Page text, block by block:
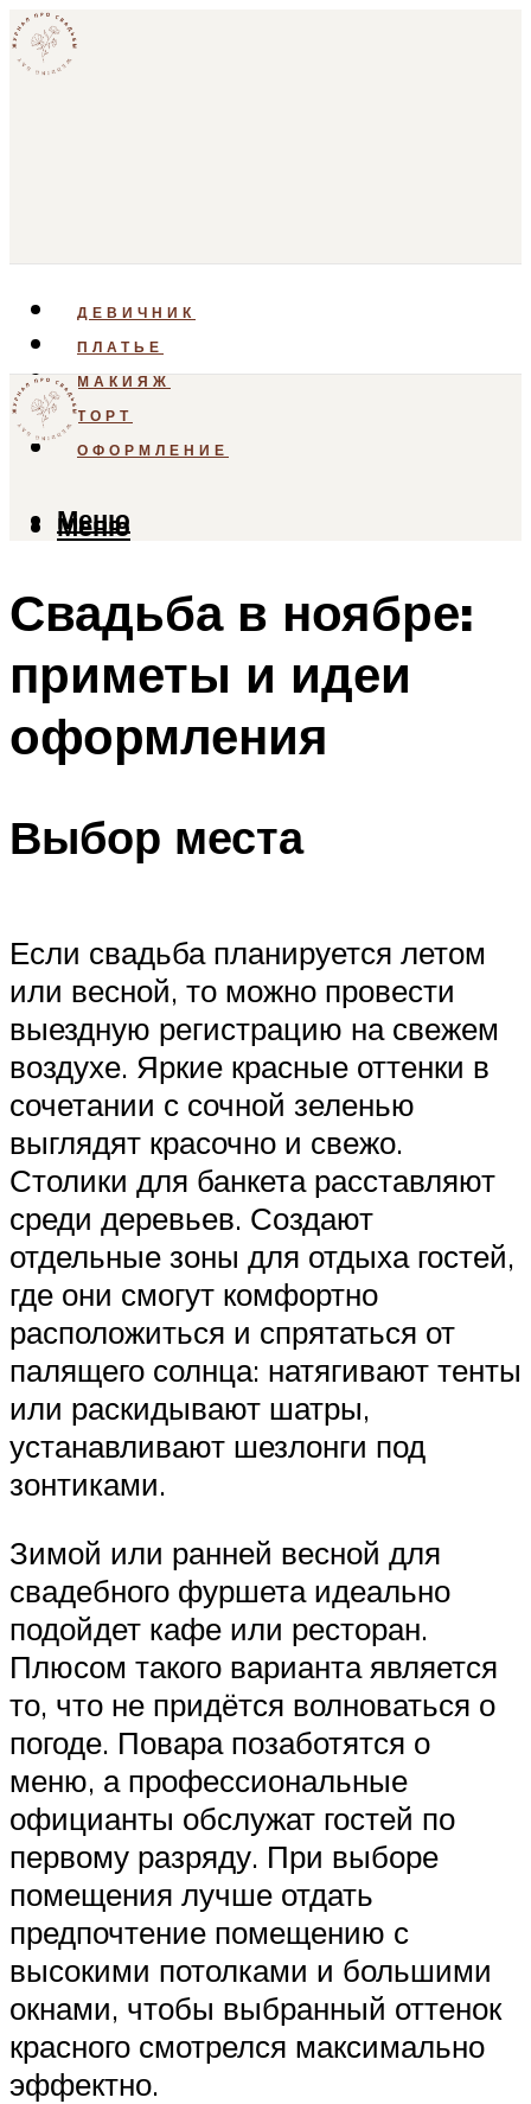
ДЕВИЧНИК
ПЛАТЬЕ
МАКИЯЖ
ТОРТ
ОФОРМЛЕНИЕ
Меню
Меню
Свадьба в ноябре:
приметы и идеи
оформления
Выбор места
Если свадьба планируется летом
или весной, то можно провести
выездную регистрацию на свежем
воздухе. Яркие красные оттенки в
сочетании с сочной зеленью
выглядят красочно и свежо.
Столики для банкета расставляют
среди деревьев. Создают
отдельные зоны для отдыха гостей,
где они смогут комфортно
расположиться и спрятаться от
палящего солнца: натягивают тенты
или раскидывают шатры,
устанавливают шезлонги под
зонтиками.
Зимой или ранней весной для
свадебного фуршета идеально
подойдет кафе или ресторан.
Плюсом такого варианта является
то, что не придётся волноваться о
погоде. Повара позаботятся о
меню, а профессиональные
официанты обслужат гостей по
первому разряду. При выборе
помещения лучше отдать
предпочтение помещению с
высокими потолками и большими
окнами, чтобы выбранный оттенок
красного смотрелся максимально
эффектно.